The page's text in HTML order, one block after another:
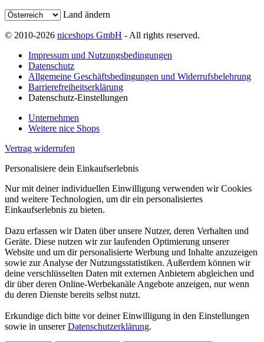
Land ändern
© 2010-2026 niceshops GmbH - All rights reserved.
Impressum und Nutzungsbedingungen
Datenschutz
Allgemeine Geschäftsbedingungen und Widerrufsbelehrung
Barrierefreiheitserklärung
Datenschutz-Einstellungen
Unternehmen
Weitere nice Shops
Vertrag widerrufen
Personalisiere dein Einkaufserlebnis
Nur mit deiner individuellen Einwilligung verwenden wir Cookies
und weitere Technologien, um dir ein personalisiertes
Einkaufserlebnis zu bieten.
Dazu erfassen wir Daten über unsere Nutzer, deren Verhalten und
Geräte. Diese nutzen wir zur laufenden Optimierung unserer
Website und um dir personalisierte Werbung und Inhalte anzuzeigen
sowie zur Analyse der Nutzungsstatistiken. Außerdem können wir
deine verschlüsselten Daten mit externen Anbietern abgleichen und
dir über deren Online-Werbekanäle Angebote anzeigen, nur wenn
du deren Dienste bereits selbst nutzt.
Erkundige dich bitte vor deiner Einwilligung in den Einstellungen
sowie in unsererDatenschutzerklärung.